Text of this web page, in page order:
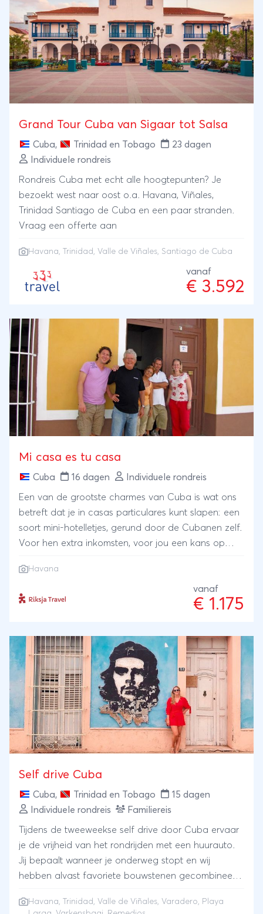
Grand Tour Cuba van Sigaar tot Salsa
Cuba, Trinidad en Tobago
23 dagen
Individuele rondreis
Rondreis Cuba met echt alle hoogtepunten? Je
bezoekt west naar oost o.a. Havana, Viñales,
Trinidad Santiago de Cuba en een paar stranden.
Vraag een offerte aan
Havana, Trinidad , Valle de Viñales, Santiago de Cuba
vanaf
€ 3.592
Mi casa es tu casa
Cuba 16 dagen Individuele rondreis
Een van de grootste charmes van Cuba is wat ons
betreft dat je in casas particulares kunt slapen: een
soort mini-hotelletjes, gerund door de Cubanen zelf.
Voor hen extra inkomsten, voor jou een kans op
de Cubaan. We hebben onze casas met zorg
hoogtepunten van West- en Midden-Cuba en
zee. Je verplaatst je tussen deze plekken met
gedeelde en/of privé transfers.
Havana
vanaf
€ 1.175
Self drive Cuba
Cuba, Trinidad en Tobago
15 dagen
Individuele rondreis
Familiereis
Tijdens de tweeweekse self drive door Cuba ervaar
je de vrijheid van het rondrijden met een huurauto.
Jij bepaalt wanneer je onderweg stopt en wij
hebben alvast favoriete bouwstenen gecombineerd
kinderen. Havana moet je gezien hebben, Viñales is
Havana, Trinidad , Valle de Viñales, Varadero, Playa